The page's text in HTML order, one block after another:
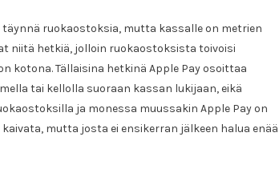
pieniin
maksuihin
–
Apple
Pay
helpottaa
ruokaostoksia, mutta kassalle on metrien
niitä hetkiä, jolloin ruokaostoksista toivoisi
kotona. Tällaisina hetkinä Apple Pay osoittaa
tai kellolla suoraan kassan lukijaan, eikä
ja monessa muussakin Apple Pay on
mutta josta ei ensikerran jälkeen halua enää